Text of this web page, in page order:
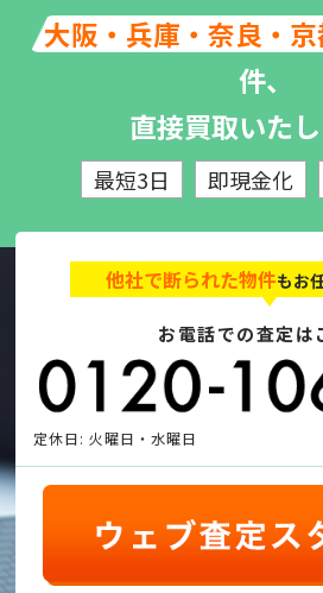
大阪・兵庫・奈良・
件、
直接買取いたし
最短3日 即現金化
他社で断られた物件もお
お電話での査定は
定休日: 火曜日・水曜日